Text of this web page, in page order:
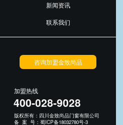
新闻资讯
联系我们
咨询加盟金致尚品
加盟热线
400-028-9028
版权所有：四川金致尚品门窗有限公司
备 案 号： 蜀ICP备18032780号-3